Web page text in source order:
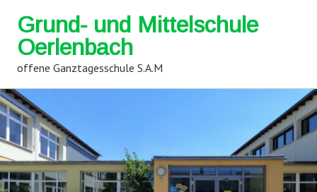
Grund- und Mittelschule
Oerlenbach
offene Ganztagesschule S.A.M